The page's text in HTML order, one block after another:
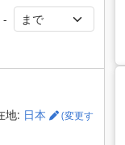
-
地: 日本
(変更す